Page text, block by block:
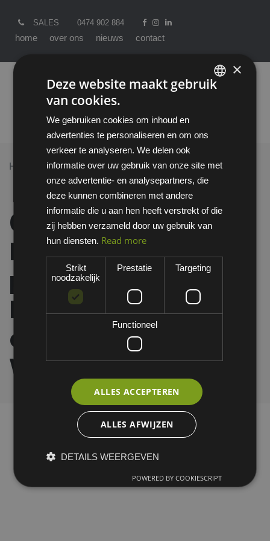
SALES 0474 902 884
home over ons nieuws contact
Home >All Products
00-408 / 13 gauge Kyorene & 7 gauge poly acrylic
lining. Micro-foam knuckle coating. Cut E. Winter
00-408 / 13 gauge
Kyorene & 7 gauge
poly acrylic lining.
Micro-foam knuckle
coating. Cut E.
Winter
×
Deze website maakt gebruik
van cookies.
We gebruiken cookies om inhoud en
advertenties te personaliseren en om ons
verkeer te analyseren. We delen ook
informatie over uw gebruik van onze site met
onze advertentie- en analysepartners, die
deze kunnen combineren met andere
informatie die u aan hen heeft verstrekt of die
zij hebben verzameld door uw gebruik van
hun diensten. Read more
Strikt
noodzakelijk
Prestatie Targeting
Functioneel
ALLES ACCEPTEREN
ALLES AFWIJZEN
DETAILS WEERGEVEN
POWERED BY COOKIESCRIPT